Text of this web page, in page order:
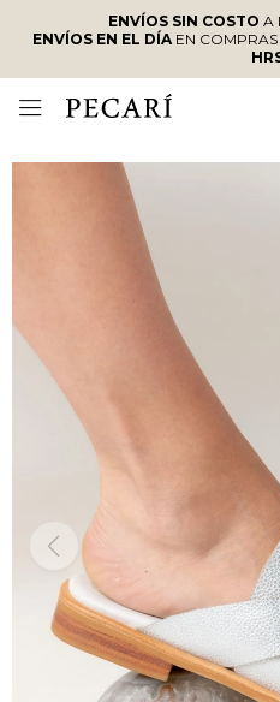
ENVÍOS SIN COSTO A
ENVÍOS EN EL DÍAEN COMPRAS
